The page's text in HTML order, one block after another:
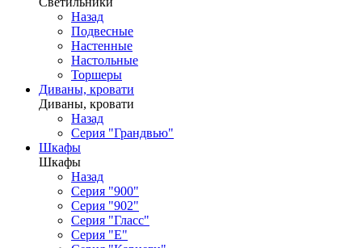
Назад
Подвесные
Настенные
Настольные
Торшеры
Диваны, кровати
Диваны, кровати
Назад
Серия "Грандвью"
Шкафы
Шкафы
Назад
Серия "900"
Серия "902"
Серия "Гласс"
Серия "Е"